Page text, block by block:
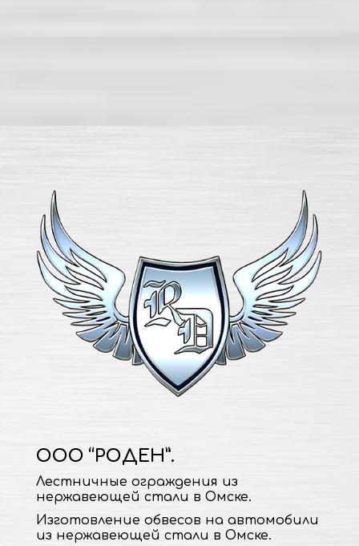
ООО “РОДЕН”.
Лестничные ограждения из
нержавеющей стали в Омске.
Изготовление обвесов на автомобили
из нержавеющей стали в Омске.